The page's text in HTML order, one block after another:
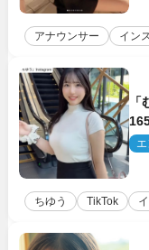
アナウンサー イン
「
ポ
ちゆう TikTok